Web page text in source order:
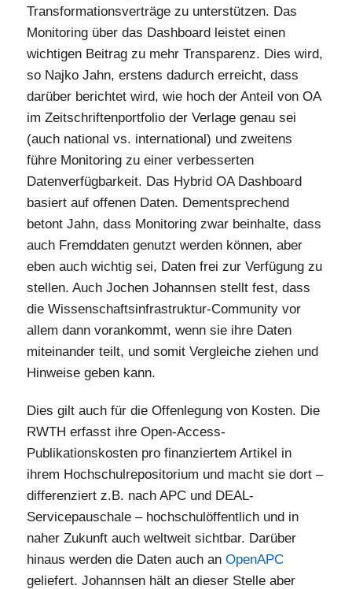
Transformationsverträge zu unterstützen. Das
Monitoring über das Dashboard leistet einen
wichtigen Beitrag zu mehr Transparenz. Dies wird,
so Najko Jahn, erstens dadurch erreicht, dass
darüber berichtet wird, wie hoch der Anteil von OA
im Zeitschriftenportfolio der Verlage genau sei
(auch national vs. international) und zweitens
führe Monitoring zu einer verbesserten
Datenverfügbarkeit. Das Hybrid OA Dashboard
basiert auf offenen Daten. Dementsprechend
betont Jahn, dass Monitoring zwar beinhalte, dass
auch Fremddaten genutzt werden können, aber
eben auch wichtig sei, Daten frei zur Verfügung zu
stellen. Auch Jochen Johannsen stellt fest, dass
die Wissenschaftsinfrastruktur-Community vor
allem dann vorankommt, wenn sie ihre Daten
miteinander teilt, und somit Vergleiche ziehen und
Hinweise geben kann.
Dies gilt auch für die Offenlegung von Kosten. Die
RWTH erfasst ihre Open-Access-
Publikationskosten pro finanziertem Artikel in
ihrem Hochschulrepositorium und macht sie dort –
differenziert z.B. nach APC und DEAL-
Servicepauschale – hochschulöffentlich und in
naher Zukunft auch weltweit sichtbar. Darüber
hinaus werden die Daten auch anOpenAPC
geliefert. Johannsen hält an dieser Stelle aber